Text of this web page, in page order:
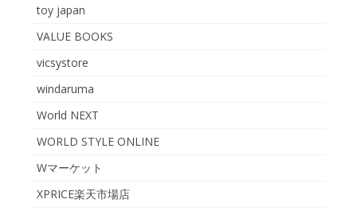
toy japan
VALUE BOOKS
vicsystore
windaruma
World NEXT
WORLD STYLE ONLINE
Wマーケット
XPRICE楽天市場店